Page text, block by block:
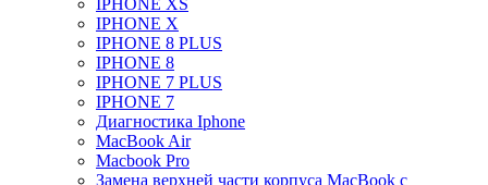
IPHONE XS
IPHONE X
IPHONE 8 PLUS
IPHONE 8
IPHONE 7 PLUS
IPHONE 7
Диагностика Iphone
MacBook Air
Macbook Pro
Замена верхней части корпуса MacBook с